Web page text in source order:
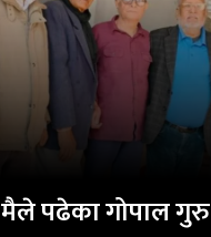
मैले पढेका गोपाल गुरु